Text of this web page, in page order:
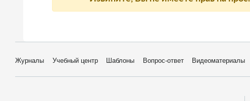
Журналы Учебный центр Шаблоны Вопрос-ответ Видеоматериалы